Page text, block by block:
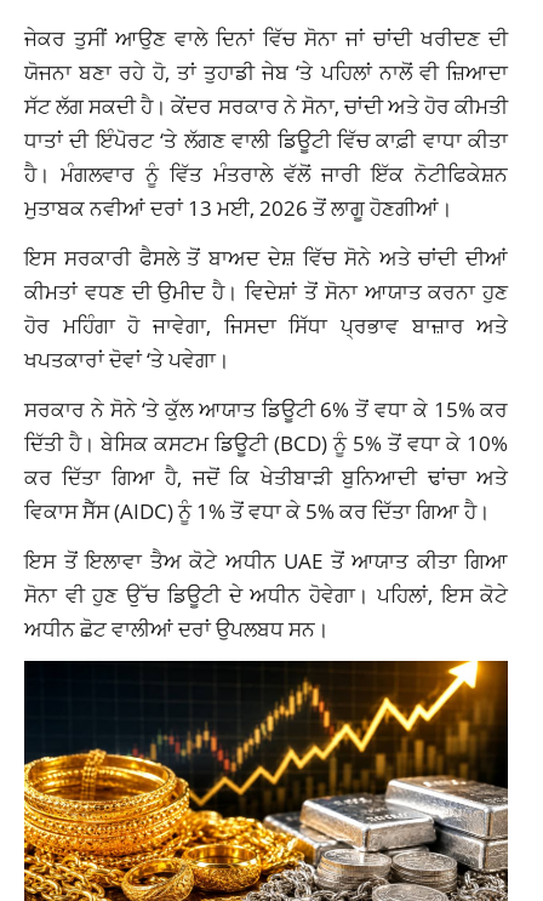
ਜੇਕਰ ਤੁਸੀਂ ਆਉਣ ਵਾਲੇ ਦਿਨਾਂ ਵਿੱਚ ਸੋਨਾ ਜਾਂ ਚਾਂਦੀ ਖਰੀਦਣ ਦੀ
ਯੋਜਨਾ ਬਣਾ ਰਹੇ ਹੋ, ਤਾਂ ਤੁਹਾਡੀ ਜੇਬ ‘ਤੇ ਪਹਿਲਾਂ ਨਾਲੋਂ ਵੀ ਜ਼ਿਆਦਾ
ਸੱਟ ਲੱਗ ਸਕਦੀ ਹੈ। ਕੇਂਦਰ ਸਰਕਾਰ ਨੇ ਸੋਨਾ, ਚਾਂਦੀ ਅਤੇ ਹੋਰ ਕੀਮਤੀ
ਧਾਤਾਂ ਦੀ ਇੰਪੋਰਟ ‘ਤੇ ਲੱਗਣ ਵਾਲੀ ਡਿਊਟੀ ਵਿੱਚ ਕਾਫ਼ੀ ਵਾਧਾ ਕੀਤਾ
ਹੈ। ਮੰਗਲਵਾਰ ਨੂੰ ਵਿੱਤ ਮੰਤਰਾਲੇ ਵੱਲੋਂ ਜਾਰੀ ਇੱਕ ਨੋਟੀਫਿਕੇਸ਼ਨ
ਮੁਤਾਬਕ ਨਵੀਆਂ ਦਰਾਂ 13 ਮਈ, 2026 ਤੋਂ ਲਾਗੂ ਹੋਣਗੀਆਂ।
ਇਸ ਸਰਕਾਰੀ ਫੈਸਲੇ ਤੋਂ ਬਾਅਦ ਦੇਸ਼ ਵਿੱਚ ਸੋਨੇ ਅਤੇ ਚਾਂਦੀ ਦੀਆਂ
ਕੀਮਤਾਂ ਵਧਣ ਦੀ ਉਮੀਦ ਹੈ। ਵਿਦੇਸ਼ਾਂ ਤੋਂ ਸੋਨਾ ਆਯਾਤ ਕਰਨਾ ਹੁਣ
ਹੋਰ ਮਹਿੰਗਾ ਹੋ ਜਾਵੇਗਾ, ਜਿਸਦਾ ਸਿੱਧਾ ਪ੍ਰਭਾਵ ਬਾਜ਼ਾਰ ਅਤੇ
ਖਪਤਕਾਰਾਂ ਦੋਵਾਂ ‘ਤੇ ਪਵੇਗਾ।
ਸਰਕਾਰ ਨੇ ਸੋਨੇ ‘ਤੇ ਕੁੱਲ ਆਯਾਤ ਡਿਊਟੀ 6% ਤੋਂ ਵਧਾ ਕੇ 15% ਕਰ
ਦਿੱਤੀ ਹੈ। ਬੇਸਿਕ ਕਸਟਮ ਡਿਊਟੀ (BCD) ਨੂੰ 5% ਤੋਂ ਵਧਾ ਕੇ 10%
ਕਰ ਦਿੱਤਾ ਗਿਆ ਹੈ, ਜਦੋਂ ਕਿ ਖੇਤੀਬਾੜੀ ਬੁਨਿਆਦੀ ਢਾਂਚਾ ਅਤੇ
ਵਿਕਾਸ ਸੈੱਸ (AIDC) ਨੂੰ 1% ਤੋਂ ਵਧਾ ਕੇ 5% ਕਰ ਦਿੱਤਾ ਗਿਆ ਹੈ।
ਇਸ ਤੋਂ ਇਲਾਵਾ ਤੈਅ ਕੋਟੇ ਅਧੀਨ UAE ਤੋਂ ਆਯਾਤ ਕੀਤਾ ਗਿਆ
ਸੋਨਾ ਵੀ ਹੁਣ ਉੱਚ ਡਿਊਟੀ ਦੇ ਅਧੀਨ ਹੋਵੇਗਾ। ਪਹਿਲਾਂ, ਇਸ ਕੋਟੇ
ਅਧੀਨ ਛੋਟ ਵਾਲੀਆਂ ਦਰਾਂ ਉਪਲਬਧ ਸਨ।